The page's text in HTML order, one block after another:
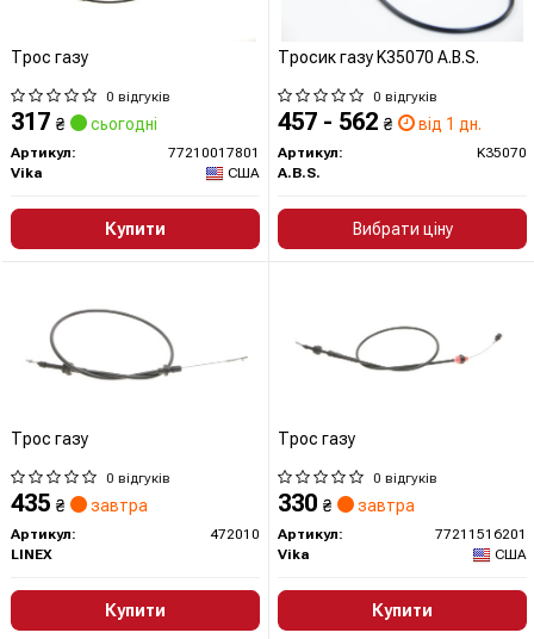
Трос газу
0 відгуків
317 ₴ сьогодні
Артикул:
77210017801
Vika
США
Купити
Тросик газу K35070 A.B.S.
0 відгуків
457 - 562 ₴ від 1 дн.
Артикул:
K35070
A.B.S.
Вибрати ціну
Трос газу
0 відгуків
435 ₴ завтра
Артикул:
472010
LINEX
Купити
Трос газу
0 відгуків
330 ₴ завтра
Артикул:
77211516201
Vika
США
Купити